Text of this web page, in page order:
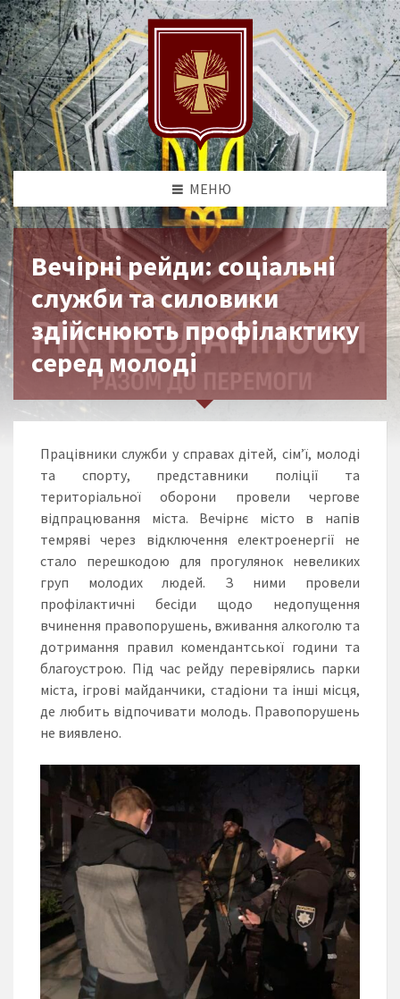
МЕНЮ
Вечірні рейди: соціальні
служби та силовики
здійснюють профілактику
серед молоді
Працівники служби у справах дітей, сім’ї, молоді
та спорту, представники поліції та
територіальної оборони провели чергове
відпрацювання міста. Вечірнє місто в напів
темряві через відключення електроенергії не
стало перешкодою для прогулянок невеликих
груп молодих людей. З ними провели
профілактичні бесіди щодо недопущення
вчинення правопорушень, вживання алкоголю та
дотримання правил комендантської години та
благоустрою. Під час рейду перевірялись парки
міста, ігрові майданчики, стадіони та інші місця,
де любить відпочивати молодь. Правопорушень
не виявлено.